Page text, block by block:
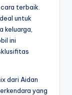
terbaik.
untuk
keluarga,
ini
dari Aidan
yang